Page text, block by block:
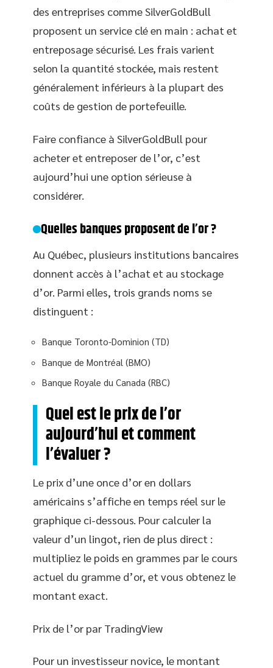
des entreprises comme SilverGoldBull
proposent un service clé en main : achat et
entreposage sécurisé. Les frais varient
selon la quantité stockée, mais restent
généralement inférieurs à la plupart des
coûts de gestion de portefeuille.
Faire confiance à SilverGoldBull pour
acheter et entreposer de l’or, c’est
aujourd’hui une option sérieuse à
considérer.
Quelles banques proposent de l’or ?
Au Québec, plusieurs institutions bancaires
donnent accès à l’achat et au stockage
d’or. Parmi elles, trois grands noms se
distinguent :
Banque Toronto-Dominion (TD)
Banque de Montréal (BMO)
Banque Royale du Canada (RBC)
Quel est le prix de l’or
aujourd’hui et comment
l’évaluer ?
Le prix d’une once d’or en dollars
américains s’affiche en temps réel sur le
graphique ci-dessous. Pour calculer la
valeur d’un lingot, rien de plus direct :
multipliez le poids en grammes par le cours
actuel du gramme d’or, et vous obtenez le
montant exact.
Prix de l’or par TradingView
Pour un investisseur novice, le montant